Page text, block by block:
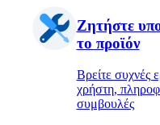
Ζητήστε
το προϊόν
Βρείτε συχνές
χρήστη,
συμβουλές